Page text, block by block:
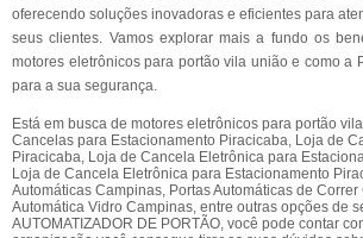
oferecendo soluções inovadoras e eficientes para
seus clientes. Vamos explorar mais a fundo os
motores eletrônicos para portão vila união e como a
para a sua segurança.
Está em busca de motores eletrônicos para portão
Cancelas para Estacionamento Piracicaba, Loja de
Piracicaba, Loja de Cancela Eletrônica para
Loja de Cancela Eletrônica para Estacionamento
Automáticas Campinas, Portas Automáticas de
Automática Vidro Campinas, entre outras opções de
AUTOMATIZADOR DE PORTÃO, você pode contar